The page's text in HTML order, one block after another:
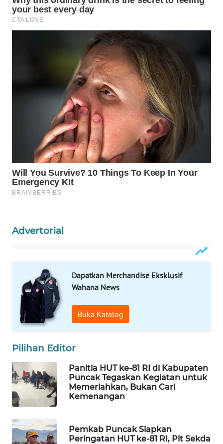
Advertorial
Dapatkan Merchandise Eksklusif
Wahana News
Buka Katalog
Pilihan Editor
Panitia HUT ke-81 RI di Kabupaten
Puncak Tegaskan Kegiatan untuk
Memeriahkan, Bukan Cari
Kemenangan
Pemkab Puncak Siapkan
Peringatan HUT ke-81 RI, Plt Sekda
WAHANA
INFRASTRUKTUR
LISTRIK
WAHANA
TV
WAHANANEWS
WAHANANEWS
CO ID
WAHANANEWS
NET
WAHANA
SPORT
UMKM
WAHANA
SELEB
PERSONA